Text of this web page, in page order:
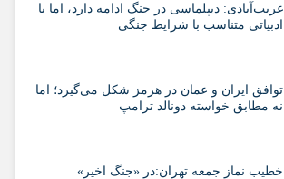
غریب‌آبادی: دیپلماسی در جنگ ادامه دارد، اما با
ادبیاتی متناسب با شرایط جنگی
توافق ایران و عمان در هرمز شکل می‌گیرد؛ اما
نه مطابق خواسته دونالد ترامپ
خطیب نماز جمعه تهران:در «جنگ اخیر»